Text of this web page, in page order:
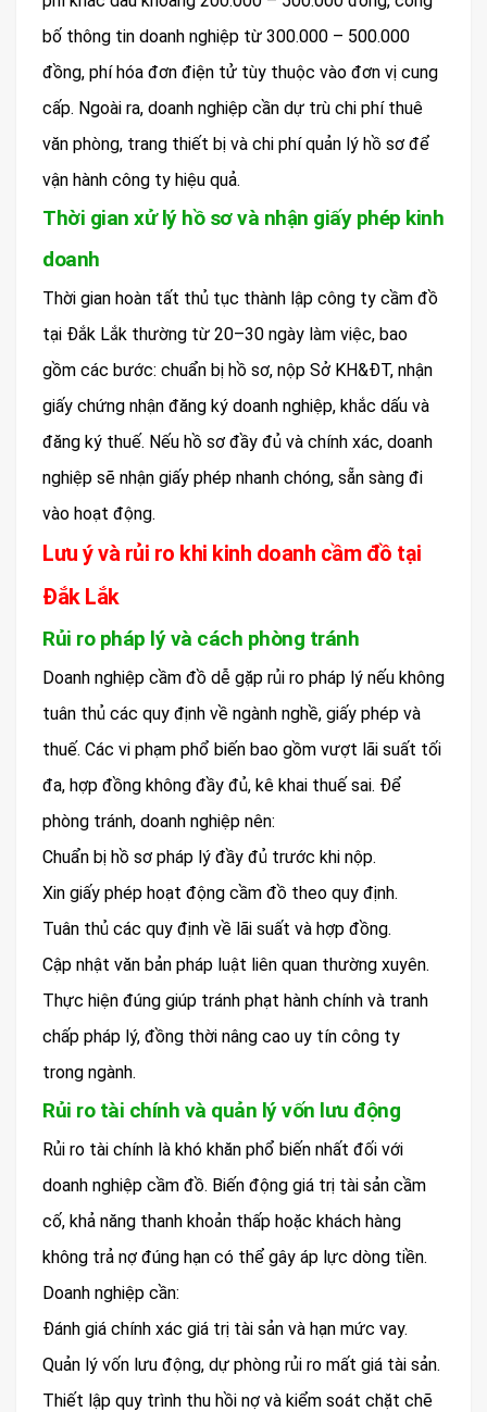
bố thông tin doanh nghiệp từ 300.000 – 500.000
đồng, phí hóa đơn điện tử tùy thuộc vào đơn vị cung
cấp. Ngoài ra, doanh nghiệp cần dự trù chi phí thuê
văn phòng, trang thiết bị và chi phí quản lý hồ sơ để
vận hành công ty hiệu quả.
Thời gian xử lý hồ sơ và nhận giấy phép kinh
doanh
Thời gian hoàn tất thủ tục thành lập công ty cầm đồ
tại Đắk Lắk thường từ 20–30 ngày làm việc, bao
gồm các bước: chuẩn bị hồ sơ, nộp Sở KH&ĐT, nhận
giấy chứng nhận đăng ký doanh nghiệp, khắc dấu và
đăng ký thuế. Nếu hồ sơ đầy đủ và chính xác, doanh
nghiệp sẽ nhận giấy phép nhanh chóng, sẵn sàng đi
vào hoạt động.
Lưu ý và rủi ro khi kinh doanh cầm đồ tại
Đắk Lắk
Rủi ro pháp lý và cách phòng tránh
Doanh nghiệp cầm đồ dễ gặp rủi ro pháp lý nếu không
tuân thủ các quy định về ngành nghề, giấy phép và
thuế. Các vi phạm phổ biến bao gồm vượt lãi suất tối
đa, hợp đồng không đầy đủ, kê khai thuế sai. Để
phòng tránh, doanh nghiệp nên:
Chuẩn bị hồ sơ pháp lý đầy đủ trước khi nộp.
Xin giấy phép hoạt động cầm đồ theo quy định.
Tuân thủ các quy định về lãi suất và hợp đồng.
Cập nhật văn bản pháp luật liên quan thường xuyên.
Thực hiện đúng giúp tránh phạt hành chính và tranh
chấp pháp lý, đồng thời nâng cao uy tín công ty
trong ngành.
Rủi ro tài chính và quản lý vốn lưu động
Rủi ro tài chính là khó khăn phổ biến nhất đối với
doanh nghiệp cầm đồ. Biến động giá trị tài sản cầm
cố, khả năng thanh khoản thấp hoặc khách hàng
không trả nợ đúng hạn có thể gây áp lực dòng tiền.
Doanh nghiệp cần:
Đánh giá chính xác giá trị tài sản và hạn mức vay.
Quản lý vốn lưu động, dự phòng rủi ro mất giá tài sản.
Thiết lập quy trình thu hồi nợ và kiểm soát chặt chẽ